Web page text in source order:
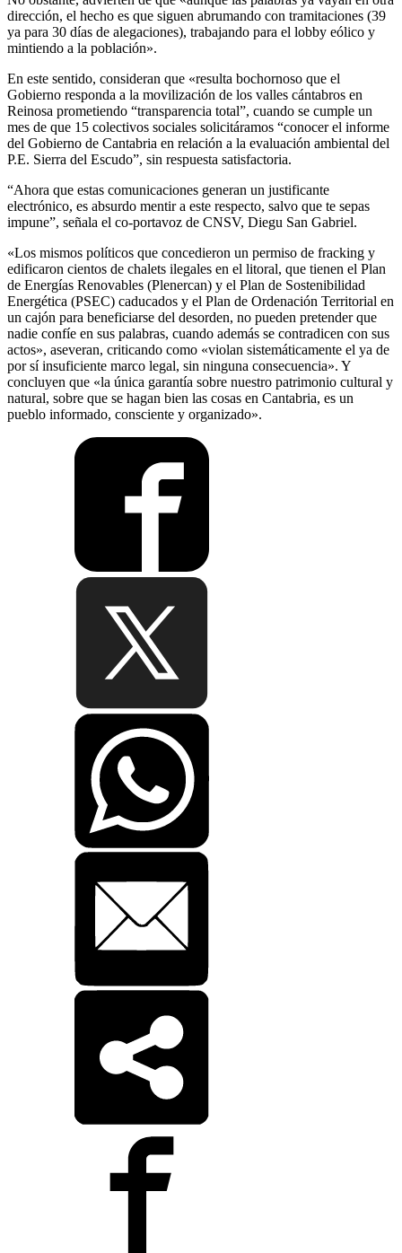
dirección, el hecho es que siguen abrumando con tramitaciones (39
ya para 30 días de alegaciones), trabajando para el lobby eólico y
mintiendo a la población».
En este sentido, consideran que «resulta bochornoso que el
Gobierno responda a la movilización de los valles cántabros en
Reinosa prometiendo “transparencia total”, cuando se cumple un
mes de que 15 colectivos sociales solicitáramos “conocer el informe
del Gobierno de Cantabria en relación a la evaluación ambiental del
P.E. Sierra del Escudo”, sin respuesta satisfactoria.
“Ahora que estas comunicaciones generan un justificante
electrónico, es absurdo mentir a este respecto, salvo que te sepas
impune”, señala el co-portavoz de CNSV, Diegu San Gabriel.
«Los mismos políticos que concedieron un permiso de fracking y
edificaron cientos de chalets ilegales en el litoral, que tienen el Plan
de Energías Renovables (Plenercan) y el Plan de Sostenibilidad
Energética (PSEC) caducados y el Plan de Ordenación Territorial en
un cajón para beneficiarse del desorden, no pueden pretender que
nadie confíe en sus palabras, cuando además se contradicen con sus
actos», aseveran, criticando como «violan sistemáticamente el ya de
por sí insuficiente marco legal, sin ninguna consecuencia». Y
concluyen que «la única garantía sobre nuestro patrimonio cultural y
natural, sobre que se hagan bien las cosas en Cantabria, es un
pueblo informado, consciente y organizado».